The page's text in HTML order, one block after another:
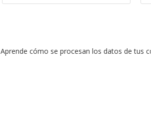
tu
electrónico
la
Aprende cómo se procesan los datos de tus